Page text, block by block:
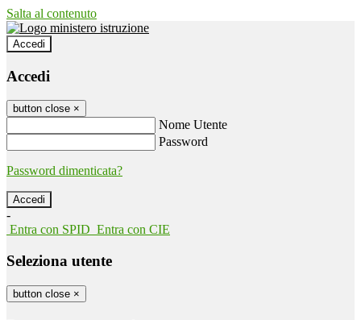
Salta al contenuto
Accedi
Accedi
button close ×
Nome Utente
Password
Password dimenticata?
-
Entra con SPID Entra con CIE
Seleziona utente
button close ×